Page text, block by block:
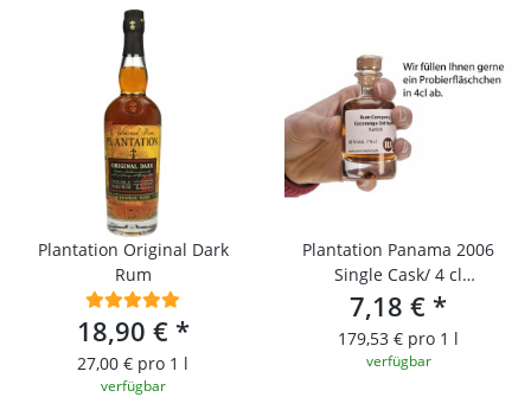
Plantation Original Dark
Rum
18,90 € *
27,00 € pro 1 l
verfügbar
Plantation Panama 2006
Single Cask/ 4 cl
Probierfläschchen
7,18 € *
179,53 € pro 1 l
verfügbar